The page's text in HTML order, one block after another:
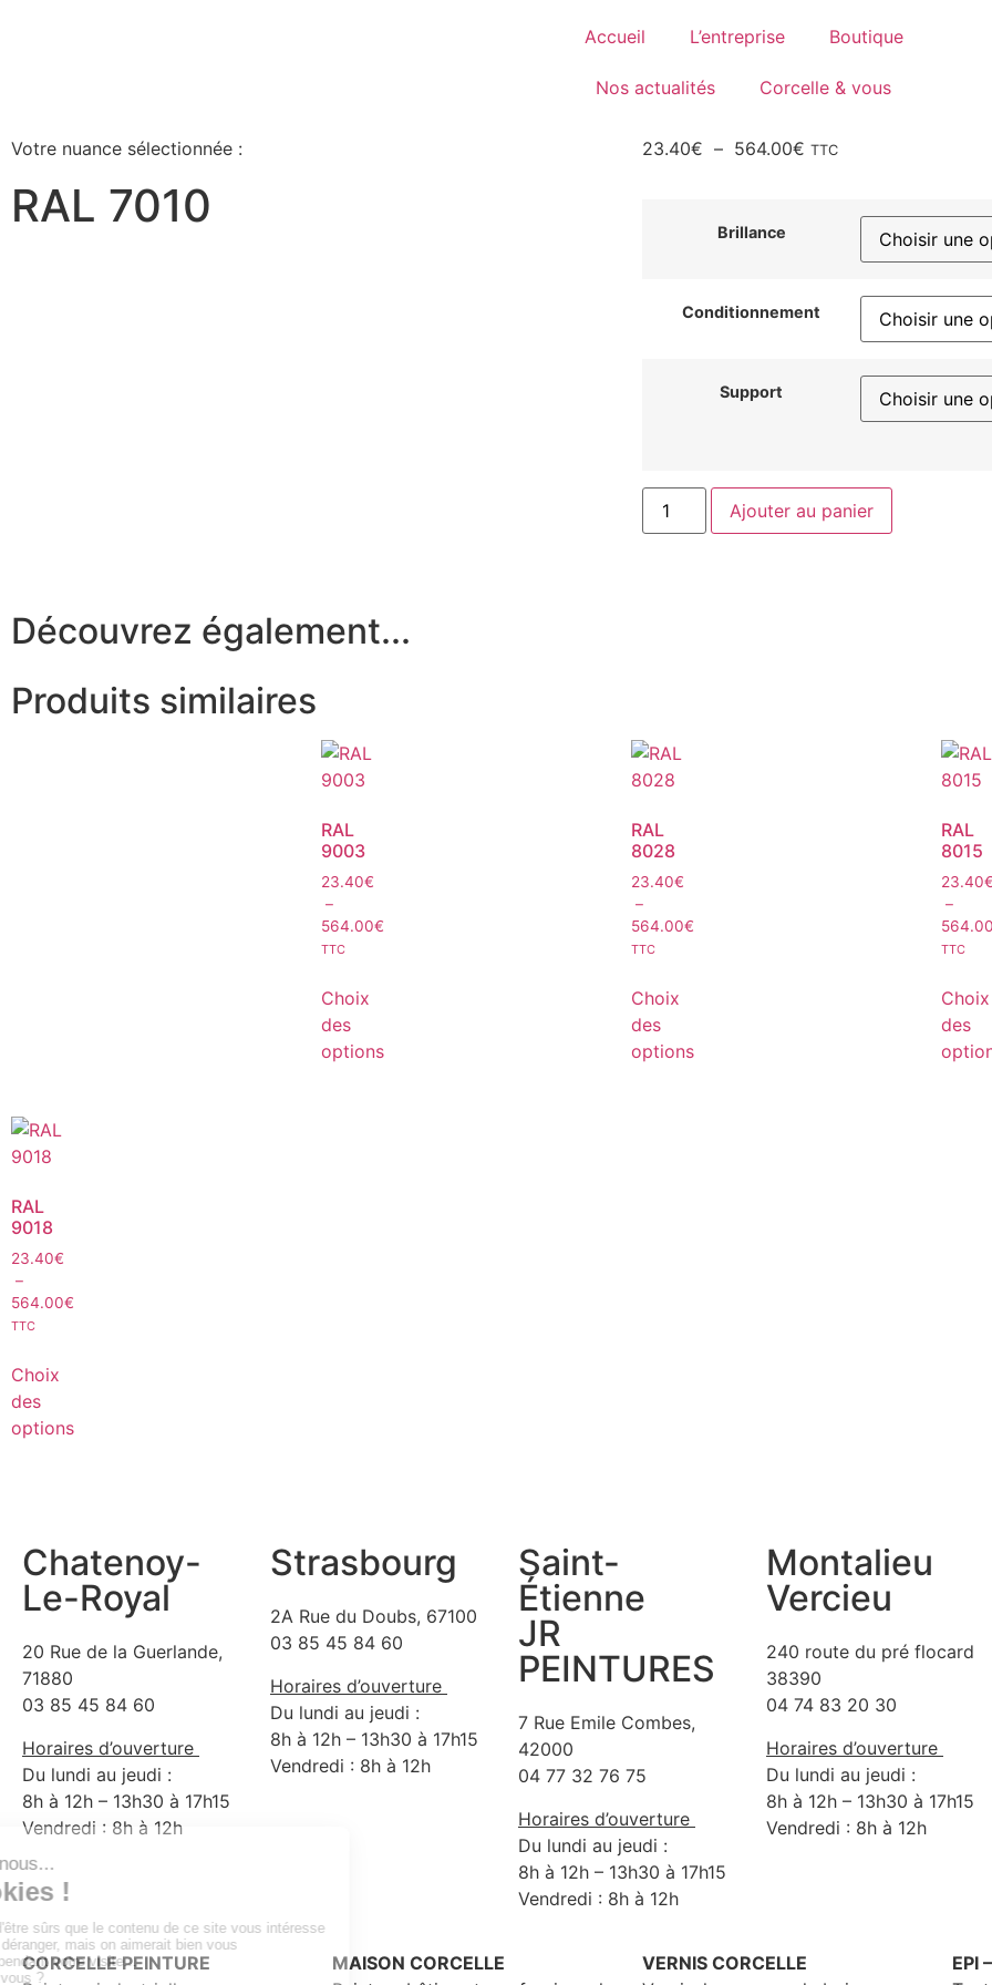
Accueil L’entreprise Boutique
Nos actualités Corcelle & vous
Votre nuance sélectionnée :
RAL 7010
23.40€ – 564.00€ TTC
Brillance
Conditionnement
Support
Ajouter au panier
Découvrez également...
Produits similaires
RAL
9003
23.40€
–
564.00€
TTC
Choix
des
options
RAL
8028
23.40€
–
564.00€
TTC
Choix
des
options
RAL
8015
23.40
–
TTC
Choix
des
RAL
9018
23.40€
–
564.00€
TTC
Choix
des
options
Chatenoy-
Le-Royal
20 Rue de la Guerlande,
71880
03 85 45 84 60
Horaires d’ouverture
Du lundi au jeudi :
8h à 12h – 13h30 à 17h15
Vendredi : 8h à 12h
Strasbourg
2A Rue du Doubs, 67100
03 85 45 84 60
Horaires d’ouverture
Du lundi au jeudi :
8h à 12h – 13h30 à 17h15
Vendredi : 8h à 12h
Saint-
Étienne
JR
PEINTURES
7 Rue Emile Combes,
42000
04 77 32 76 75
Horaires d’ouverture
Du lundi au jeudi :
8h à 12h – 13h30 à 17h15
Vendredi : 8h à 12h
Montalieu
Vercieu
240 route du pré flocard
38390
04 74 83 20 30
Horaires d’ouverture
Du lundi au jeudi :
8h à 12h – 13h30 à 17h15
Vendredi : 8h à 12h
CORCELLE PEINTURE
MAISON CORCELLE
VERNIS CORCELLE
EPI